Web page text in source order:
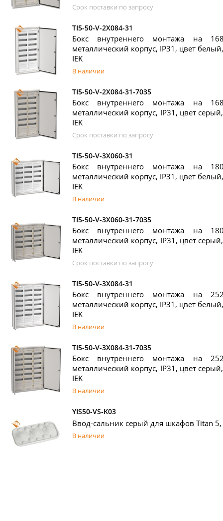
Срок поставки по запросу
TI5-50-V-2X084-31
Бокс внутреннего монтажа на
металлический корпус, IP31, цвет
IEK
В наличии
TI5-50-V-2X084-31-7035
Бокс внутреннего монтажа на
металлический корпус, IP31, цвет
IEK
Срок поставки по запросу
TI5-50-V-3X060-31
Бокс внутреннего монтажа на
металлический корпус, IP31, цвет
IEK
В наличии
TI5-50-V-3X060-31-7035
Бокс внутреннего монтажа на
металлический корпус, IP31, цвет
IEK
Срок поставки по запросу
TI5-50-V-3X084-31
Бокс внутреннего монтажа на
металлический корпус, IP31, цвет
IEK
В наличии
TI5-50-V-3X084-31-7035
Бокс внутреннего монтажа на
металлический корпус, IP31, цвет
IEK
В наличии
YIS50-VS-K03
Ввод-сальник серый для шкафов Titan 5,
В наличии